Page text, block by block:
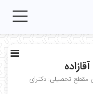
مقطع تحصیلی: دکترای